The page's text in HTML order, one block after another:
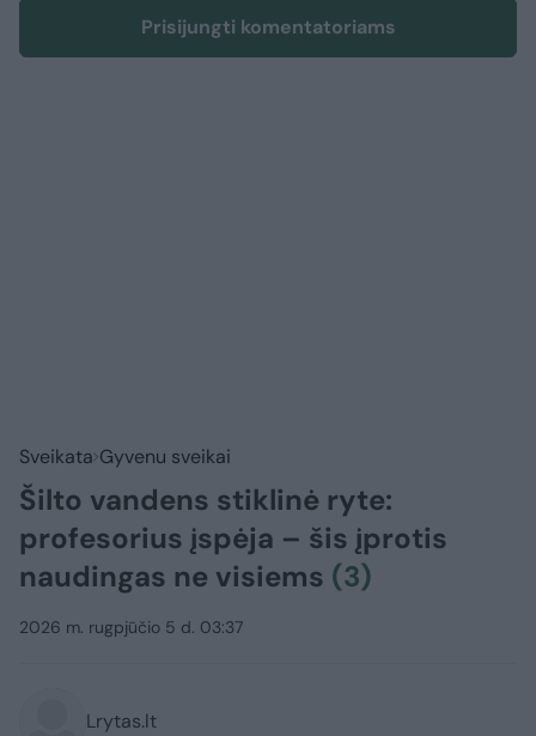
Prisijungti komentatoriams
Sveikata Gyvenu sveikai
Šilto vandens stiklinė ryte:
profesorius įspėja – šis įprotis
naudingas ne visiems (3)
2026 m. rugpjūčio 5 d. 03:37
Lrytas.lt